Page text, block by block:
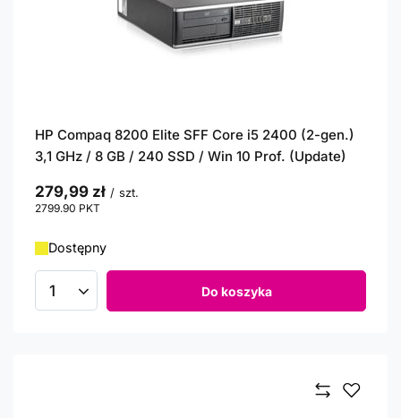
HP Compaq 8200 Elite SFF Core i5 2400 (2-gen.)
3,1 GHz / 8 GB / 240 SSD / Win 10 Prof. (Update)
279,99 zł / szt.
2799.90 PKT
Dostępny
Ilość produktów Do koszyka